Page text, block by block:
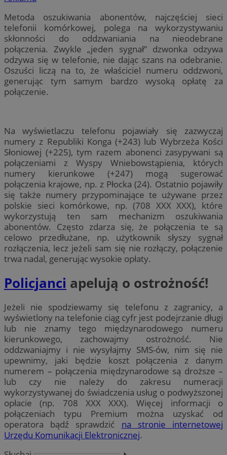
Metoda oszukiwania abonentów, najczęściej sieci
telefonii komórkowej, polega na wykorzystywaniu
skłonności do oddzwaniania na nieodebrane
połączenia. Zwykle „jeden sygnał” dzwonka odzywa
odzywa się w telefonie, nie dając szans na odebranie.
Oszuści liczą na to, że właściciel numeru oddzwoni,
generując tym samym bardzo wysoką opłatę za
połączenie.
Na wyświetlaczu telefonu pojawiały się zazwyczaj
numery z Republiki Konga (+243) lub Wybrzeża Kości
Słoniowej (+225), tym razem abonenci zasypywani są
połączeniami z Wyspy Wniebowstąpienia, których
numery kierunkowe (+247) mogą sugerować
połączenia krajowe, np. z Płocka (24). Ostatnio pojawiły
się także numery przypominające te używane przez
polskie sieci komórkowe, np. (708 XXX XXX), które
wykorzystują ten sam mechanizm oszukiwania
abonentów. Często zdarza się, że połączenia te są
celowo przedłużane, np. użytkownik słyszy sygnał
rozłączenia, lecz jeżeli sam się nie rozłączy, połączenie
trwa nadal, generując wysokie opłaty.
Policjanci apelują o ostrożność!
Jeżeli nie spodziewamy się telefonu z zagranicy, a
wyświetlony na telefonie ciąg cyfr jest podejrzanie długi
lub nie znamy tego międzynarodowego numeru
kierunkowego, zachowajmy ostrożność. Nie
oddzwaniajmy i nie wysyłajmy SMS-ów, nim się nie
upewnimy, jaki będzie koszt połączenia z danym
numerem – połączenia międzynarodowe są droższe –
lub czy nie należy do zakresu numeracji
wykorzystywanej do świadczenia usług o podwyższonej
opłacie (np. 708 XXX XXX). Więcej informacji o
połączeniach typu Premium można uzyskać od
operatora bądź sprawdzić na stronie internetowej
Urzędu Komunikacji Elektronicznej.